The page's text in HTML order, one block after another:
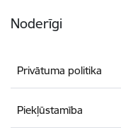
Noderīgi
Privātuma politika
Piekļūstamība